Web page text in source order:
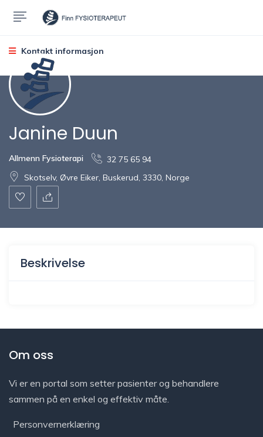
Kontakt informasjon
Janine Duun
Allmenn Fysioterapi
32 75 65 94
Skotselv, Øvre Eiker, Buskerud, 3330, Norge
Beskrivelse
Om oss
Vi er en portal som setter pasienter og behandlere
sammen på en enkel og effektiv måte.
Personvernerklæring